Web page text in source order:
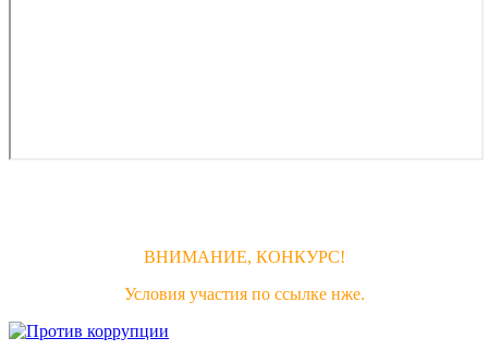
ВНИМАНИЕ, КОНКУРС!
Условия участия по ссылке нже.